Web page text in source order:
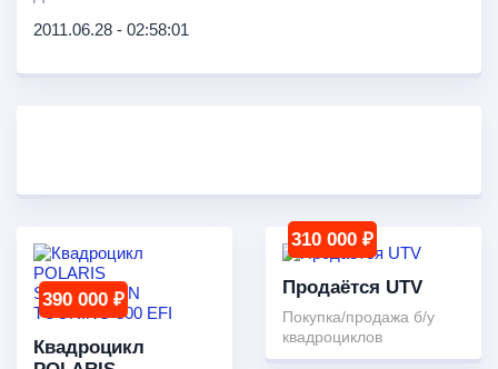
2011.06.28 - 02:58:01
390 000 ₽
Квадроцикл
310 000 ₽
Продаётся UTV
Покупка/продажа б/у
квадроциклов